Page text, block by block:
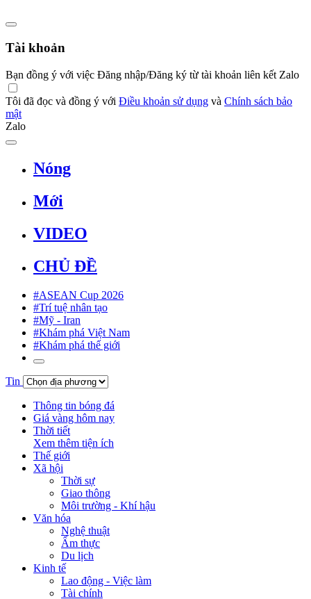
Tài khoản
Bạn đồng ý với việc Đăng nhập/Đăng ký từ tài khoản liên kết Zalo
Tôi đã đọc và đồng ý với Điều khoản sử dụng và Chính sách bảo
mật
Zalo
Nóng
Mới
VIDEO
CHỦ ĐỀ
#ASEAN Cup 2026
#Trí tuệ nhân tạo
#Mỹ - Iran
#Khám phá Việt Nam
#Khám phá thế giới
Tin
Thông tin bóng đá
Giá vàng hôm nay
Thời tiết
Xem thêm tiện ích
Thế giới
Xã hội
Thời sự
Giao thông
Môi trường - Khí hậu
Văn hóa
Nghệ thuật
Ẩm thực
Du lịch
Kinh tế
Lao động - Việc làm
Tài chính